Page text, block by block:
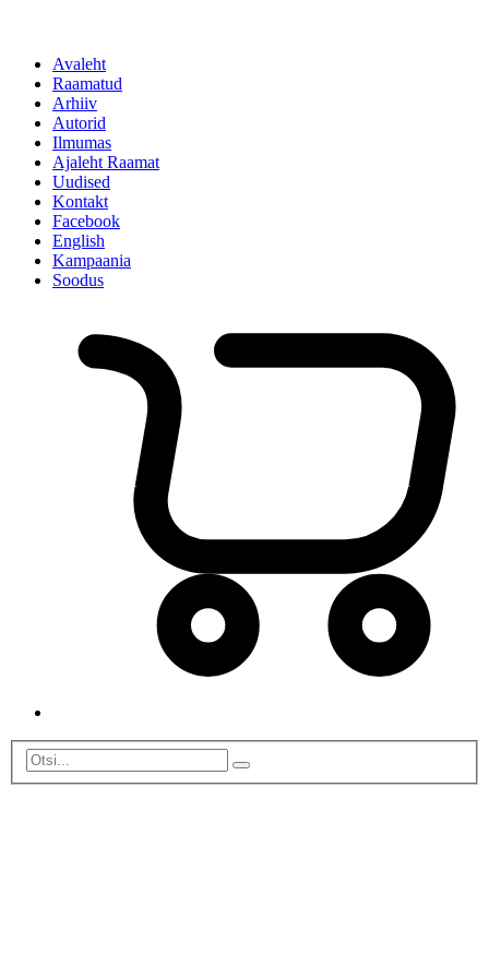
Avaleht
Raamatud
Arhiiv
Autorid
Ilmumas
Ajaleht Raamat
Uudised
Kontakt
Facebook
English
Kampaania
Soodus